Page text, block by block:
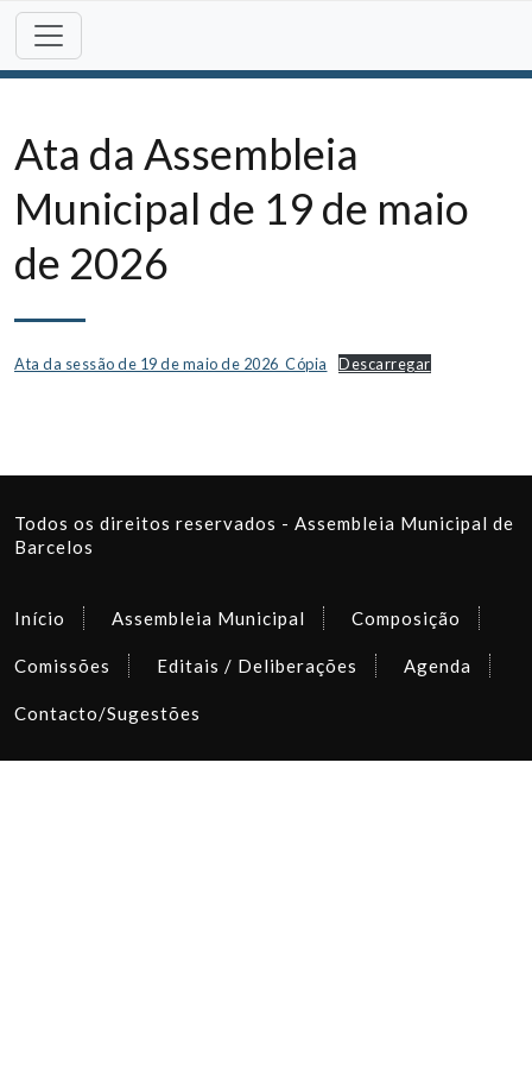
Skip
content
Ata da Assembleia
Municipal de 19 de maio
de 2026
Ata da sessão de 19 de maio de 2026_Cópia Descarregar
Todos os direitos reservados - Assembleia Municipal de
Barcelos
Início Assembleia Municipal Composição
Comissões Editais / Deliberações Agenda
Contacto/Sugestões